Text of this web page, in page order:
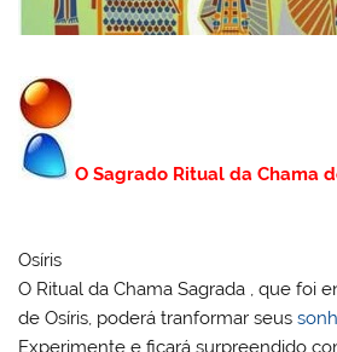
O Sagrado Ritual da Chama
Osíris
O Ritual da Chama Sagrada , que foi
de Osíris, poderá tranformar seus
Experimente e ficará surpreendido